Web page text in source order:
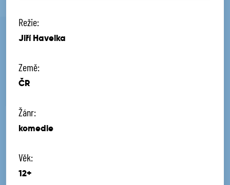
Režie:
Jiří Havelka
Země:
ČR
Žánr:
komedie
Věk:
12+